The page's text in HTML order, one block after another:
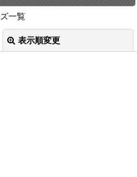
一覧
表示順変更